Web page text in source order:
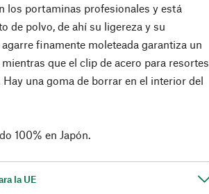
los portaminas profesionales y está
de polvo, de ahí su ligereza y su
finamente moleteada garantiza un
que el clip de acero para resortes
una goma de borrar en el interior del
100% en Japón.
la UE